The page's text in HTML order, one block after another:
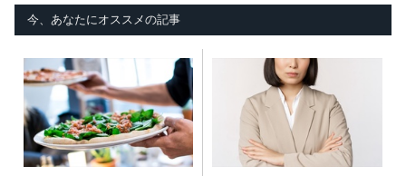
今、あなたにオススメの記事